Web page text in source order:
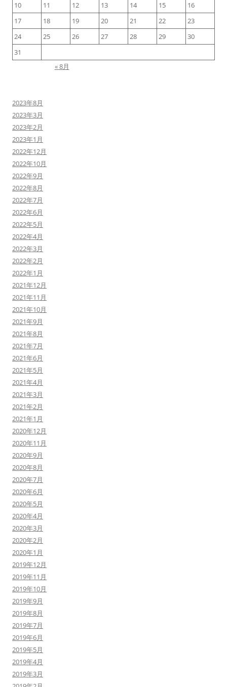
10
11 12 13 14 15
16
17
18 19 20 21 22
23
24
25 26 27 28 29
30
31
« 8月
2023年8月
2023年3月
2023年2月
2023年1月
2022年12月
2022年10月
2022年9月
2022年8月
2022年7月
2022年6月
2022年5月
2022年4月
2022年3月
2022年2月
2022年1月
2021年12月
2021年11月
2021年10月
2021年9月
2021年8月
2021年7月
2021年6月
2021年5月
2021年4月
2021年3月
2021年2月
2021年1月
2020年12月
2020年11月
2020年9月
2020年8月
2020年7月
2020年6月
2020年5月
2020年4月
2020年3月
2020年2月
2020年1月
2019年12月
2019年11月
2019年10月
2019年9月
2019年8月
2019年7月
2019年6月
2019年5月
2019年4月
2019年3月